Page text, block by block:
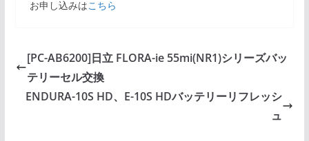
お申し込みはこちら
[PC-AB6200]日立 FLORA-ie 55mi(NR1)シリーズバッ
テリーセル交換
ENDURA-10S HD、E-10S HDバッテリーリフレッシ
ュ